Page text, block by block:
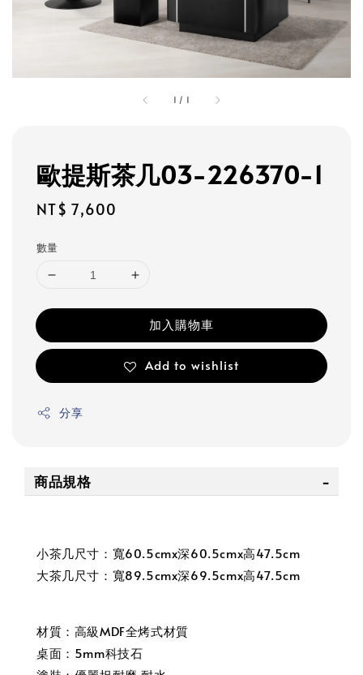
1 / 1
歐提斯茶几03-226370-1
Regular
NT$ 7,600
數量
加入購物車
Add to wishlist
分享
商品規格
小茶几尺寸：寬60.5cmx深60.5cmx高47.5cm
大茶几尺寸：寬89.5cmx深69.5cmx高47.5cm
材質：高級MDF全烤式材質
桌面：5mm科技石